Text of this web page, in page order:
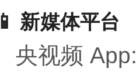
📱 新媒体平台
央视频